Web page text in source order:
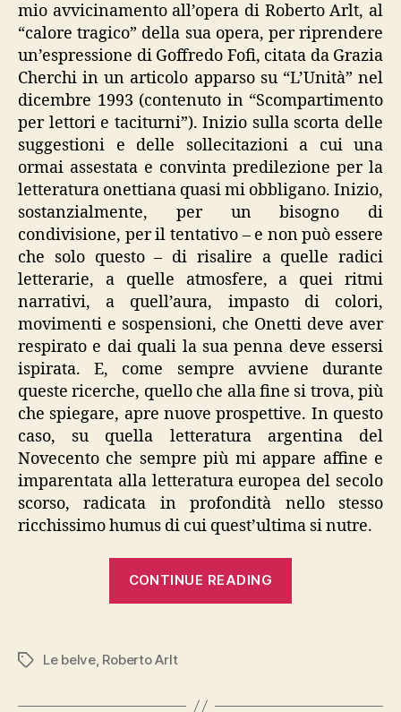
mio avvicinamento all’opera di Roberto Arlt, al
“calore tragico” della sua opera, per riprendere
un’espressione di Goffredo Fofi, citata da Grazia
Cherchi in un articolo apparso su “L’Unità” nel
dicembre 1993 (contenuto in “Scompartimento
per lettori e taciturni”). Inizio sulla scorta delle
suggestioni e delle sollecitazioni a cui una
ormai assestata e convinta predilezione per la
letteratura onettiana quasi mi obbligano. Inizio,
sostanzialmente, per un bisogno di
condivisione, per il tentativo – e non può essere
che solo questo – di risalire a quelle radici
letterarie, a quelle atmosfere, a quei ritmi
narrativi, a quell’aura, impasto di colori,
movimenti e sospensioni, che Onetti deve aver
respirato e dai quali la sua penna deve essersi
ispirata. E, come sempre avviene durante
queste ricerche, quello che alla fine si trova, più
che spiegare, apre nuove prospettive. In questo
caso, su quella letteratura argentina del
Novecento che sempre più mi appare affine e
imparentata alla letteratura europea del secolo
scorso, radicata in profondità nello stesso
ricchissimo humus di cui quest’ultima si nutre.
CONTINUE READING
TagsLe belve, Roberto Arlt